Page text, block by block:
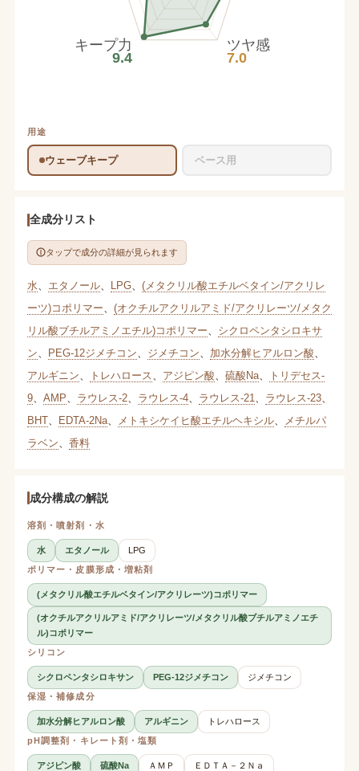
ツヤ感
7.0
キープ力
9.4
用途
ウェーブキープ ベース用
全成分リスト
タップで成分の詳細が見られます
水 エタノール、 LPG、 (メタクリル酸エチルベタイン/アクリレ
ーツ)コポリマー
(オクチルアクリルアミド/アクリレーツ/メタク
リル酸ブチルアミノエチル)コポリマー
シクロペンタシロキサ
ン
PEG-12ジメチコン ジメチコン 加水分解ヒアルロン酸
アルギニン
トレハロース アジピン酸 硫酸Na、
トリデセス-
9、 AMP ラウレス-2、 ラウレス-4、 ラウレス-21 ラウレス-23、
BHT、 EDTA-2Na、 メトキシケイヒ酸エチルヘキシル、
メチルパ
ラベン
香料
成分構成の解説
溶剤・噴射剤・水
水 エタノール
LPG
ポリマー・皮膜形成・増粘剤
(メタクリル酸エチルベタイン/アクリレーツ)コポリマー
(オクチルアクリルアミド/アクリレーツ/メタクリル酸ブチルアミノエチ
ル)コポリマー
シリコン
シクロペンタシロキサン PEG-12ジメチコン
ジメチコン
保湿・補修成分
加水分解ヒアルロン酸 アルギニン
トレハロース
pH調整剤・キレート剤・塩類
アジピン酸 硫酸Na ＡＭＰ
ＥＤＴＡ－２Ｎａ